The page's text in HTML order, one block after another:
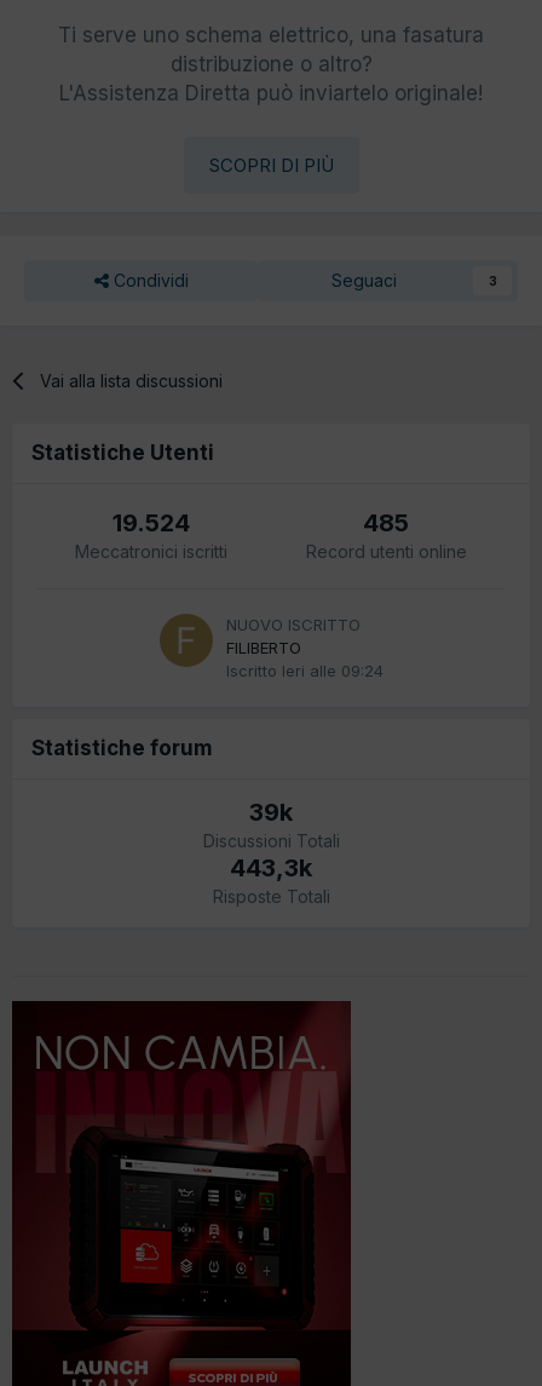
Ti serve uno schema elettrico, una fasatura
distribuzione o altro?
L'Assistenza Diretta può inviartelo originale!
SCOPRI DI PIÙ
Condividi Seguaci 3
Vai alla lista discussioni
Statistiche Utenti
19.524
Meccatronici iscritti
485
Record utenti online
NUOVO ISCRITTO
FILIBERTO
Iscritto Ieri alle 09:24
Statistiche forum
39k
Discussioni Totali
443,3k
Risposte Totali